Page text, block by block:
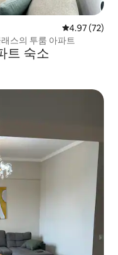
평점 4.97점(5
4.97 (72)
스의 투룸 아파트
트 숙소